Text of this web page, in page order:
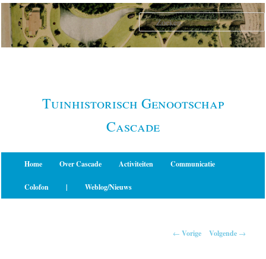
Spring
naar
primaire
Tuinhistorisch Genootschap
Cascade
Home Over Cascade Activiteiten Communicatie
Colofon | Weblog/Nieuws
← Vorige Volgende →